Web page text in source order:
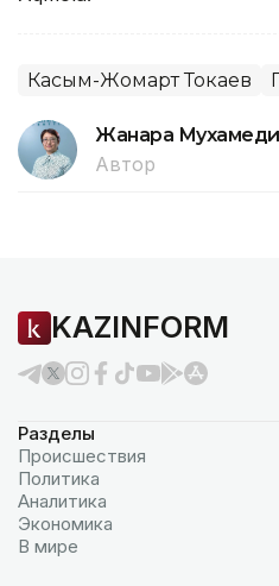
Касым-Жомарт Токаев
Жанара
Автор
KAZINFORM
Разделы
Происшествия
Политика
Аналитика
Экономика
В мире